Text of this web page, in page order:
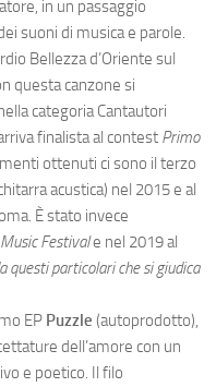
in un passaggio
suoni di musica e parole.
Bellezza d’Oriente sul
questa canzone si
categoria Cantautori
finalista al contest Primo
ottenuti ci sono il terzo
acustica) nel 2015 e al
È stato invece
Festivale nel 2019 al
questi particolari che si giudica
EP Puzzle (autoprodotto),
dell’amore con un
e poetico. Il filo